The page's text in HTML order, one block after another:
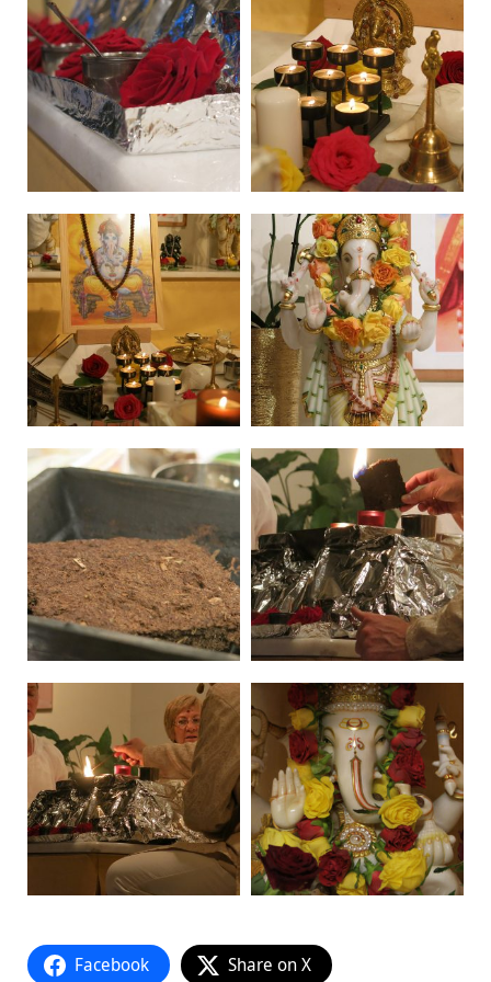
Facebook Share on X